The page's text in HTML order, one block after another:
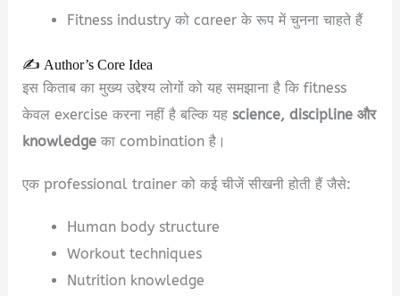
Fitness industry को career के रूप में चुनना चाहते हैं
✍️ Author’s Core Idea
इस किताब का मुख्य उद्देश्य लोगों को यह समझाना है कि fitness
केवल exercise करना नहीं है बल्कि यहscience, discipline और
knowledge का combination है।
एक professional trainer को कई चीजें सीखनी होती हैं जैसे:
Human body structure
Workout techniques
Nutrition knowledge